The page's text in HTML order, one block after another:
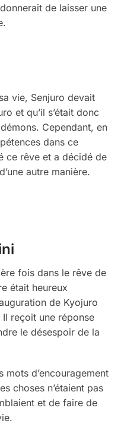
de laisser une
vie, Senjuro devait
et qu’il s’était donc
Cependant, en
dans ce
ce rêve et a décidé de
autre manière.
fois dans le rêve de
était heureux
de Kyojuro
reçoit une réponse
le désespoir de la
d’encouragement
choses n’étaient pas
et de faire de